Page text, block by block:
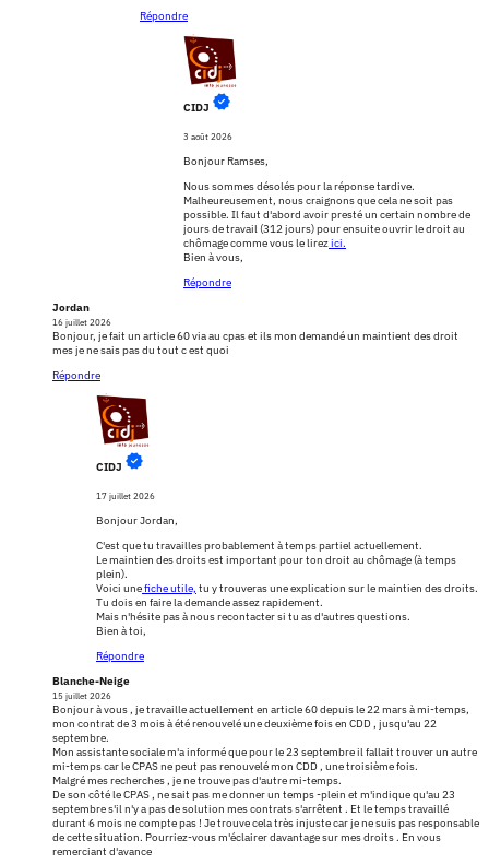
Répondre
CIDJ
3 août 2026
Bonjour Ramses,
Nous sommes désolés pour la réponse tardive.
Malheureusement, nous craignons que cela ne soit pas
possible. Il faut d'abord avoir presté un certain nombre de
jours de travail (312 jours) pour ensuite ouvrir le droit au
chômage comme vous le lirezici.
Bien à vous,
Répondre
Jordan
16 juillet 2026
Bonjour, je fait un article 60 via au cpas et ils mon demandé un maintient des droit
mes je ne sais pas du tout c est quoi
Répondre
CIDJ
17 juillet 2026
Bonjour Jordan,
C'est que tu travailles probablement à temps partiel actuellement.
Le maintien des droits est important pour ton droit au chômage (à temps
plein).
Voici unefiche utile, tu y trouveras une explication sur le maintien des droits.
Tu dois en faire la demande assez rapidement.
Mais n'hésite pas à nous recontacter si tu as d'autres questions.
Bien à toi,
Répondre
Blanche-Neige
15 juillet 2026
Bonjour à vous , je travaille actuellement en article 60 depuis le 22 mars à mi-temps,
mon contrat de 3 mois à été renouvelé une deuxième fois en CDD , jusqu'au 22
septembre.
Mon assistante sociale m'a informé que pour le 23 septembre il fallait trouver un autre
mi-temps car le CPAS ne peut pas renouvelé mon CDD , une troisième fois.
Malgré mes recherches , je ne trouve pas d'autre mi-temps.
De son côté le CPAS , ne sait pas me donner un temps -plein et m'indique qu'au 23
septembre s'il n'y a pas de solution mes contrats s'arrêtent . Et le temps travaillé
durant 6 mois ne compte pas ! Je trouve cela très injuste car je ne suis pas responsable
de cette situation. Pourriez-vous m'éclairer davantage sur mes droits . En vous
remerciant d'avance